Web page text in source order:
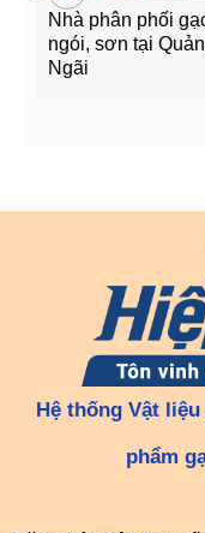
Nhà phân phối
ngói, sơn tại
Ngãi
Hệ thống Vật
phẩm